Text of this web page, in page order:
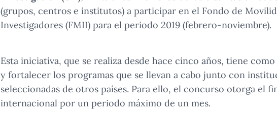
(grupos, centros e institutos) a participar en el Fondo de
Investigadores (FMII) para el periodo 2019 (febrero-noviembre).
Esta iniciativa, que se realiza desde hace cinco años, tiene
y fortalecer los programas que se llevan a cabo junto con
seleccionadas de otros países. Para ello, el concurso otorga el
internacional por un periodo máximo de un mes.